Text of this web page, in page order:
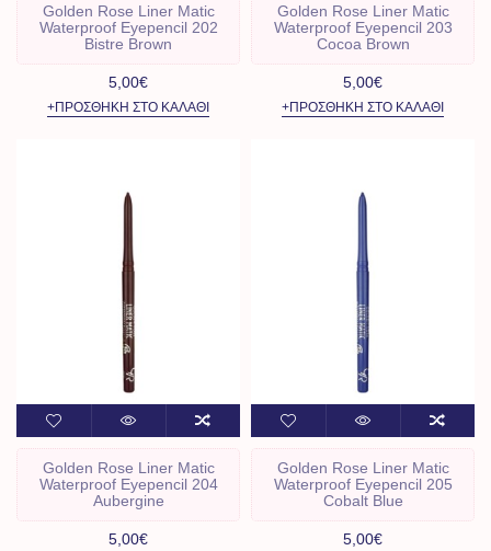
Golden Rose Liner Matic
Waterproof Eyepencil 202
Bistre Brown
5,00€
+ΠΡΟΣΘΉΚΗ ΣΤΟ ΚΑΛΆΘΙ
Golden Rose Liner Matic
Waterproof Eyepencil 203
Cocoa Brown
5,00€
+ΠΡΟΣΘΉΚΗ ΣΤΟ ΚΑΛΆΘΙ
Golden Rose Liner Matic
Waterproof Eyepencil 204
Aubergine
5,00€
Golden Rose Liner Matic
Waterproof Eyepencil 205
Cobalt Blue
5,00€